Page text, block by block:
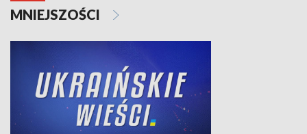
MNIEJSZOŚCI